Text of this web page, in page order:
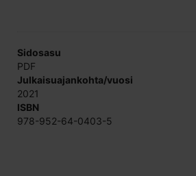
Sidosasu
PDF
Julkaisuajankohta/vuosi
2021
ISBN
978-952-64-0403-5